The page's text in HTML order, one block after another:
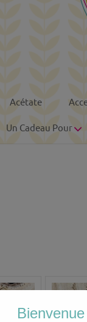
Acétate
Un Cadeau Pour